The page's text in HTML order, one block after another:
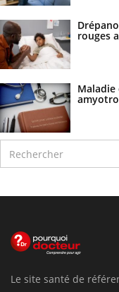
rouges
Maladie
Le site santé de